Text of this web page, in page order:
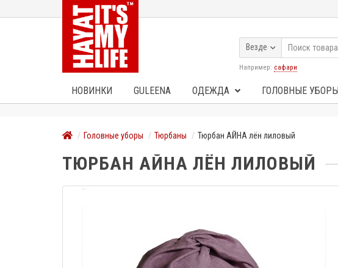
Везде
Например: сафари
НОВИНКИ GULEENA ОДЕЖДА ГОЛОВНЫЕ УБОРЫ
Головные уборы Тюрбаны Тюрбан АЙНА лён лиловый
ТЮРБАН АЙНА ЛЁН ЛИЛОВЫЙ